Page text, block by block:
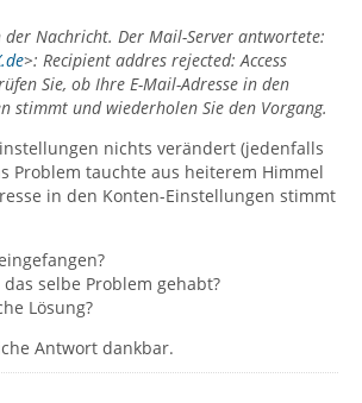
der Nachricht. Der Mail-Server antwortete:
>: Recipient addres rejected: Access
Sie, ob Ihre E-Mail-Adresse in den
stimmt und wiederholen Sie den Vorgang.
nichts verändert (jedenfalls
Problem tauchte aus heiterem Himmel
in den Konten-Einstellungen stimmt
selbe Problem gehabt?
Lösung?
Antwort dankbar.